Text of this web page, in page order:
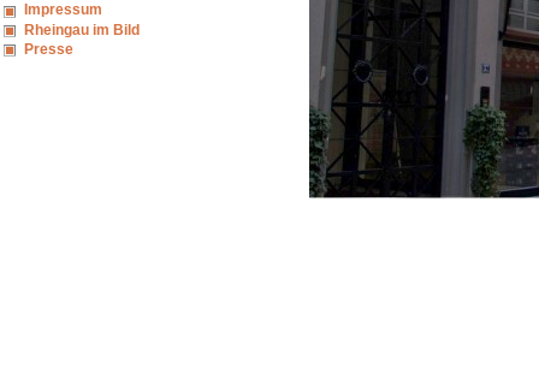
Impressum
Rheingau im Bild
Presse